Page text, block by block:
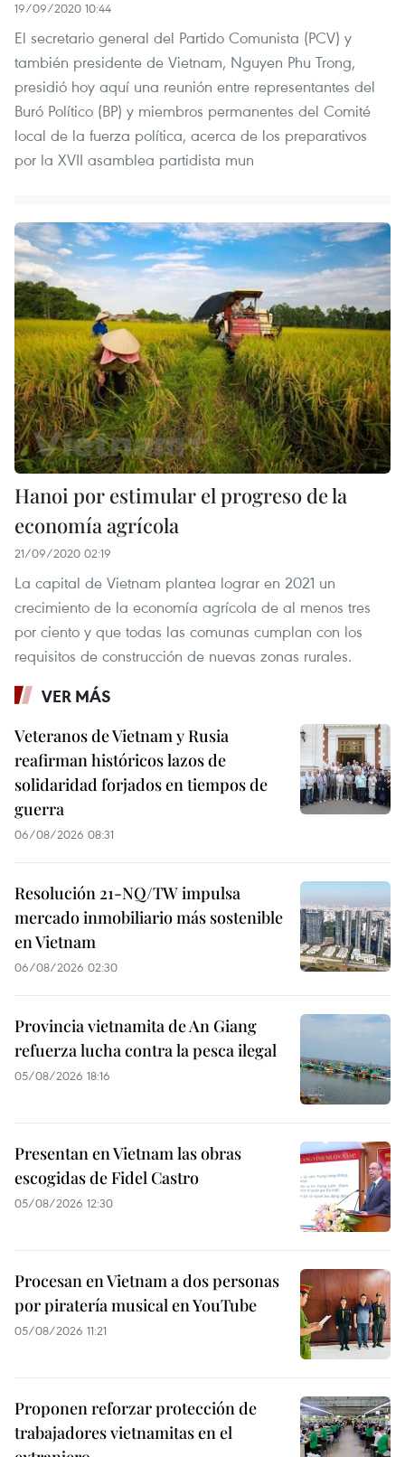
19/09/2020 10:44
El secretario general del Partido Comunista (PCV) y
también presidente de Vietnam, Nguyen Phu Trong,
presidió hoy aquí una reunión entre representantes del
Buró Político (BP) y miembros permanentes del Comité
local de la fuerza política, acerca de los preparativos
por la XVII asamblea partidista mun
Hanoi por estimular el progreso de la
economía agrícola
21/09/2020 02:19
La capital de Vietnam plantea lograr en 2021 un
crecimiento de la economía agrícola de al menos tres
por ciento y que todas las comunas cumplan con los
requisitos de construcción de nuevas zonas rurales.
VER MÁS
Veteranos de Vietnam y Rusia
reafirman históricos lazos de
solidaridad forjados en tiempos de
guerra
06/08/2026 08:31
Resolución 21-NQ/TW impulsa
mercado inmobiliario más sostenible
en Vietnam
06/08/2026 02:30
Provincia vietnamita de An Giang
refuerza lucha contra la pesca ilegal
05/08/2026 18:16
Presentan en Vietnam las obras
escogidas de Fidel Castro
05/08/2026 12:30
Procesan en Vietnam a dos personas
por piratería musical en YouTube
05/08/2026 11:21
Proponen reforzar protección de
trabajadores vietnamitas en el